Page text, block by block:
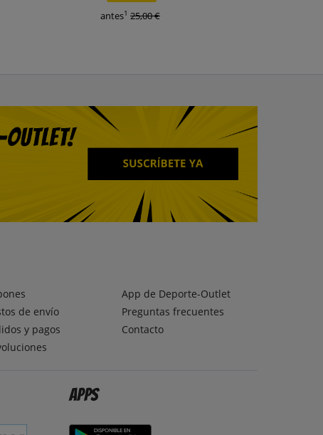
antes1 25,00 €
de envío
y pagos
App de Deporte-Outlet
Preguntas frecuentes
Contacto
Apps